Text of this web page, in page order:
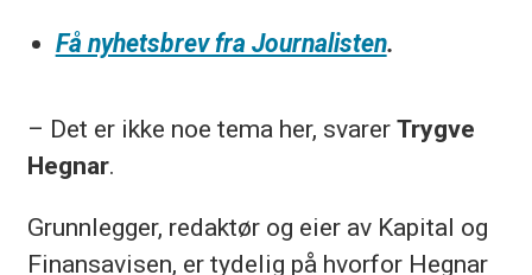
Få nyhetsbrev fra Journalisten.
– Det er ikke noe tema her, svarer Trygve
Hegnar.
Grunnlegger, redaktør og eier av Kapital og
Finansavisen, er tydelig på hvorfor Hegnar